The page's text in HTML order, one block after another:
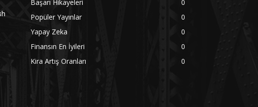
Başarı Hikayeleri
0
Popüler Yayınlar
0
Yapay Zeka
0
Finansın En İyileri
0
Kira Artış Oranları
0